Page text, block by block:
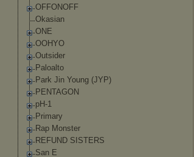
OFFONOFF
Okasian
ONE
OOHYO
Outsider
Paloalto
Park Jin Young (JYP)
PENTAGON
pH-1
Primary
Rap Monster
REFUND SISTERS
San E